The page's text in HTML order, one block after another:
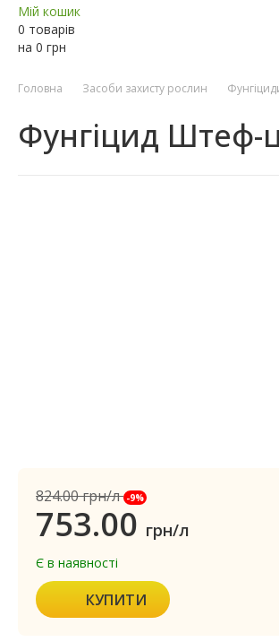
Мій кошик
0 товарів
на 0 грн
Головна Засоби захисту рослин
Фунгіцид Штеф-
824.00грн/л -9%
753.00 грн/л
Є в наявності
КУПИТИ